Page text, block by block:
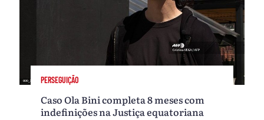
PERSEGUIÇÃO
Caso Ola Bini completa 8 meses com
indefinições na Justiça equatoriana